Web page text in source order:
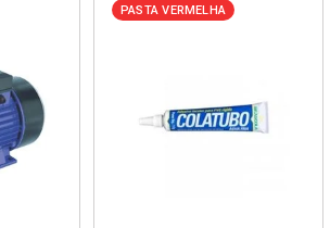
PASTA VERMELHA